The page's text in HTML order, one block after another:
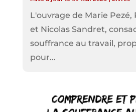
L'ouvrage de Marie Pezé,
et Nicolas Sandret,
souffrance au travail,
pour...